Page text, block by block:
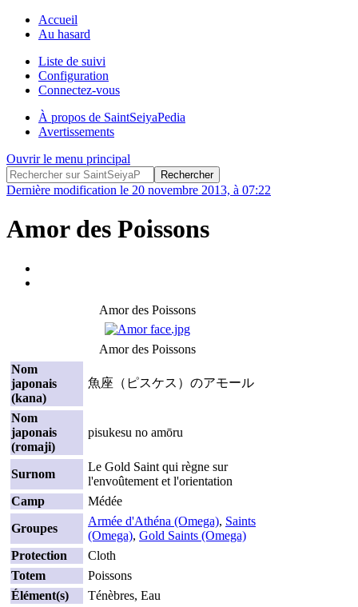
Accueil
Au hasard
Liste de suivi
Configuration
Connectez-vous
À propos de SaintSeiyaPedia
Avertissements
Ouvrir le menu principal
Dernière modification le 20 novembre 2013, à 07:22
Amor des Poissons
Amor des Poissons
Amor des Poissons
Nom
japonais
(kana)
魚座（ピスケス）のアモール
Nom
japonais
(romaji)
pisukesu no amōru
Surnom
Le Gold Saint qui règne sur
l'envoûtement et l'orientation
Camp
Médée
Groupes
Armée d'Athéna (Omega), Saints
(Omega), Gold Saints (Omega)
Protection
Cloth
Totem
Poissons
Élément(s)
Ténèbres, Eau